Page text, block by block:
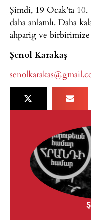
Şimdi, 19 Ocak’ta
daha anlamlı. Daha
ahparig ve
Şenol Karakaş